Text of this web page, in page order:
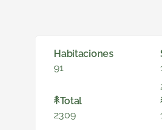
Habitaciones
91
Total
2309